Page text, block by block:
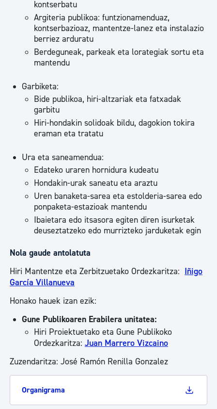
kontserbatu
Argiteria publikoa: funtzionamenduaz,
kontserbazioaz, mantentze-lanez eta instalazio
berriez arduratu
Berdeguneak, parkeak eta lorategiak sortu eta
mantendu
Garbiketa:
Bide publikoa, hiri-altzariak eta fatxadak
garbitu
Hiri-hondakin solidoak bildu, dagokion tokira
eraman eta tratatu
Ura eta saneamendua:
Edateko uraren hornidura kudeatu
Hondakin-urak saneatu eta araztu
Uren banaketa-sarea eta estolderia-sarea edo
ponpaketa-estazioak mantendu
Ibaietara edo itsasora egiten diren isurketak
deuseztatzeko edo murrizteko jarduketak egin
Nola gaude antolatuta
Hiri Mantentze eta Zerbitzuetako Ordezkaritza: Iñigo
García Villanueva
Honako hauek izan ezik:
Gune Publikoaren Erabilera unitatea:
Hiri Proiektuetako eta Gune Publikoko
Ordezkaritza: Juan Marrero Vizcaino
Zuzendaritza: José Ramón Renilla Gonzalez
Organigrama